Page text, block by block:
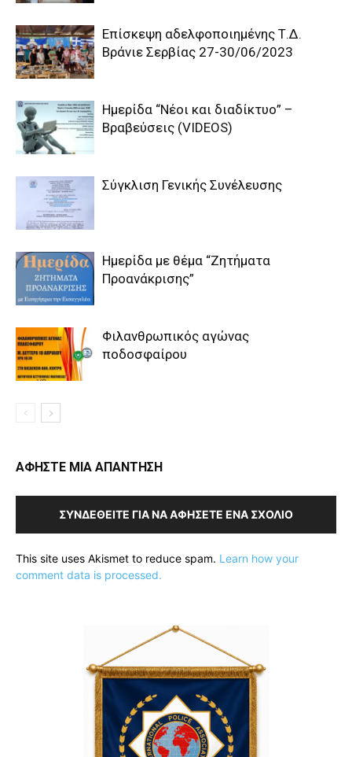
Επίσκεψη αδελφοποιημένης Τ.Δ.
Βράνιε Σερβίας 27-30/06/2023
Ημερίδα “Νέοι και διαδίκτυο” –
Βραβεύσεις (VIDEOS)
Σύγκλιση Γενικής Συνέλευσης
Ημερίδα με θέμα “Ζητήματα
Προανάκρισης”
Φιλανθρωπικός αγώνας
ποδοσφαίρου
ΑΦΗΣΤΕ ΜΙΑ ΑΠΑΝΤΗΣΗ
ΣΥΝΔΕΘΕΊΤΕ ΓΙΑ ΝΑ ΑΦΉΣΕΤΕ ΈΝΑ ΣΧΌΛΙΟ
This site uses Akismet to reduce spam. Learn how your
comment data is processed.